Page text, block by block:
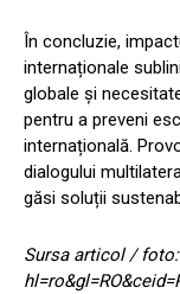
În concluzie,
internaționale
globale și
pentru a preveni
internațională.
dialogului
găsi soluții
Sursa articol /